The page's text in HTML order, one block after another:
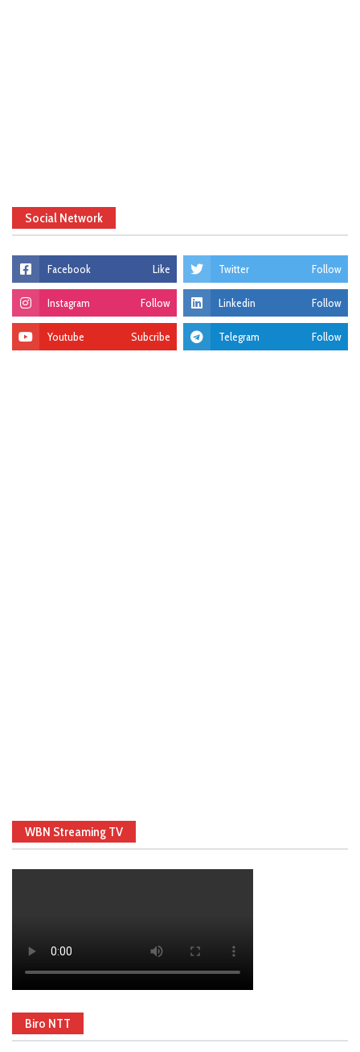
Social Network
Facebook Like Twitter Follow
Instagram Follow Linkedin Follow
Youtube Subcribe Telegram Follow
WBN Streaming TV
Biro NTT